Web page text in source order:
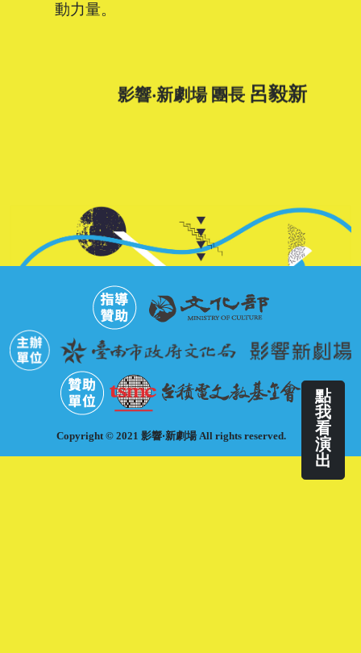
動力量。
影響‧新劇場 團長 呂毅新
點
我
看
演
出
Copyright © 2021 影響‧新劇場 All rights reserved.